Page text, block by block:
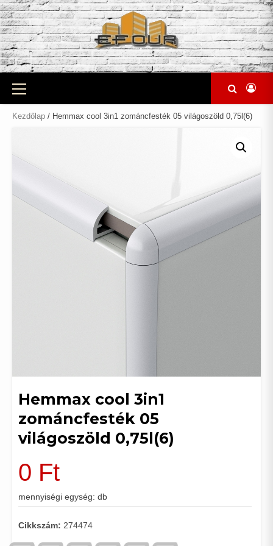
Skip
to
content
Primary
Menu
Kezdőlap / Hemmax cool 3in1 zománcfesték 05 világoszöld 0,75l(6)
Hemmax cool 3in1
zománcfesték 05
világoszöld 0,75l(6)
0 Ft
mennyiségi egység: db
Cikkszám: 274474